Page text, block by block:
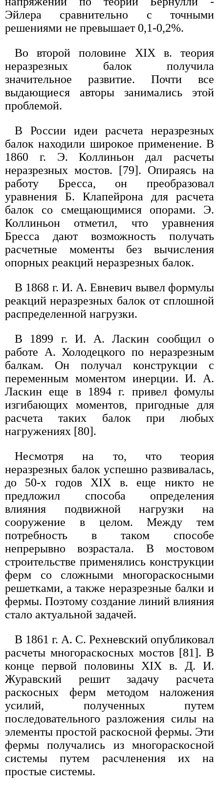
Эйлера сравнительно с точными
решениями не превышает 0,1-0,2%.
Во второй половине XIX в. теория
неразрезных балок получила
значительное развитие. Почти все
выдающиеся авторы занимались этой
проблемой.
В России идеи расчета неразрезных
балок находили широкое применение. В
1860 г. Э. Коллиньон дал расчеты
неразрезных мостов. [79]. Опираясь на
работу Бресса, он преобразовал
уравнения Б. Клапейрона для расчета
балок со смещающимися опорами. Э.
Коллиньон отметил, что уравнения
Бресса дают возможность получать
расчетные моменты без вычисления
опорных реакций неразрезных балок.
В 1868 г. И. А. Евневич вывел формулы
реакций неразрезных балок от сплошной
распределенной нагрузки.
В 1899 г. И. А. Ласкин сообщил о
работе А. Холодецкого по неразрезным
балкам. Он получал конструкции с
переменным моментом инерции. И. А.
Ласкин еще в 1894 г. привел фомулы
изгибающих моментов, пригодные для
расчета таких балок при любых
нагружениях [80].
Несмотря на то, что теория
неразрезных балок успешно развивалась,
до 50-х годов XIX в. еще никто не
предложил способа определения
влияния подвижной нагрузки на
сооружение в целом. Между тем
потребность в таком способе
непрерывно возрастала. В мостовом
строительстве применялись конструкции
ферм со сложными многораскосными
решетками, а также неразрезные балки и
фермы. Поэтому создание линий влияния
стало актуальной задачей.
В 1861 г. А. С. Рехневский опубликовал
расчеты многораскосных мостов [81]. В
конце первой половины XIX в. Д. И.
Журавский решит задачу расчета
раскосных ферм методом наложения
усилий, полученных путем
последовательного разложения силы на
элементы простой раскосной фермы. Эти
фермы получались из многораскосной
системы путем расчленения их на
простые системы.